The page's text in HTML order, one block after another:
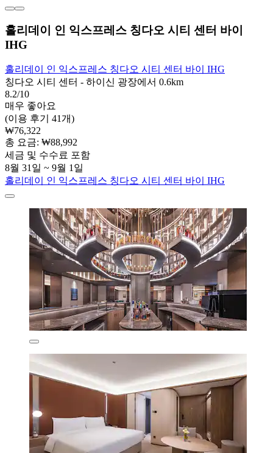
홀리데이 인 익스프레스 칭다오 시티 센터 바이
IHG
홀리데이 인 익스프레스 칭다오 시티 센터 바이 IHG
칭다오 시티 센터 - 하이신 광장에서 0.6km
8.2/10
매우 좋아요
(이용 후기 41개)
₩76,322
총 요금: ₩88,992
세금 및 수수료 포함
8월 31일 ~ 9월 1일
홀리데이 인 익스프레스 칭다오 시티 센터 바이 IHG